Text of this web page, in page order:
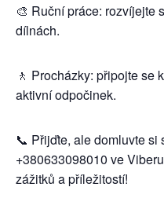
🎨 Ruční práce: rozvíjejte
dílnách.
🚶 Procházky: připojte se
aktivní odpočinek.
📞 Přijďte, ale domluvte si
+380633098010 ve
zážitků a příležitostí!